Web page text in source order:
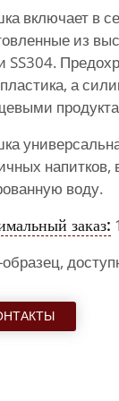
включает в
из
SS304.
а
напитков,
воду.
заказ:
образец,